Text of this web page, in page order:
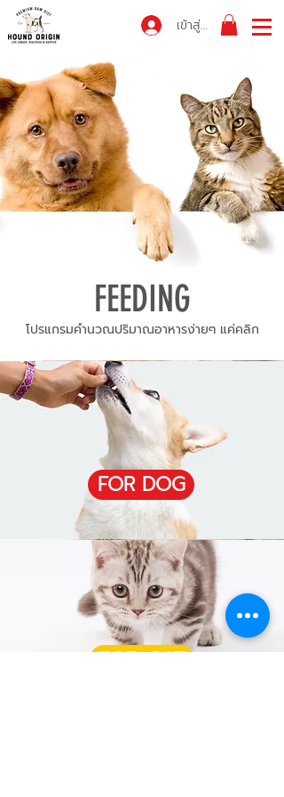
เข้าสู่ระบบ
FEEDING
โปรแกรมคำนวณปริมาณอาหารง่ายๆ แค่คลิก
FOR DOG
FOR CAT